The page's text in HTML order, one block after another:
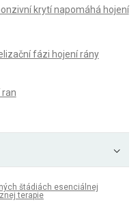
krytí napomáhá hojení
fázi hojení rány
štádiách esenciálnej
terapie